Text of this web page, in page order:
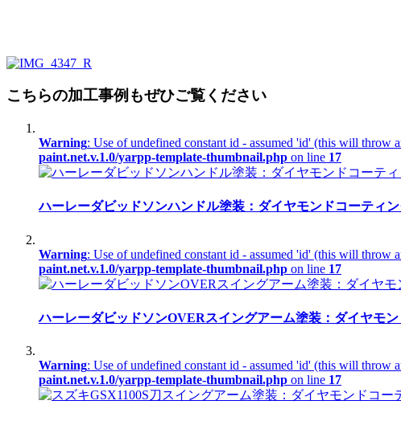
こちらの加工事例もぜひご覧ください
Warning: Use of undefined constant id - assumed 'id' (this will throw
paint.net.v.1.0/yarpp-template-thumbnail.php on line 17
ハーレーダビッドソンハンドル塗装：ダイヤモンドコーティ
Warning: Use of undefined constant id - assumed 'id' (this will throw
paint.net.v.1.0/yarpp-template-thumbnail.php on line 17
ハーレーダビッドソンOVERスイングアーム塗装：ダイヤモ
Warning: Use of undefined constant id - assumed 'id' (this will throw
paint.net.v.1.0/yarpp-template-thumbnail.php on line 17